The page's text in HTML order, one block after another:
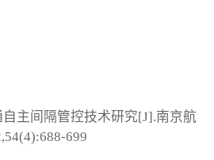
主间隔管控技术研究[J].南京航
699